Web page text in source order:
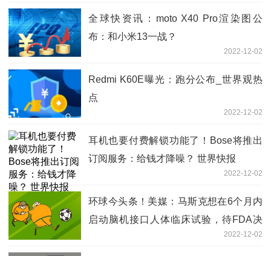
全球快资讯：moto X40 Pro渲染图公
布：和小米13一战？
2022-12-02
Redmi K60E曝光：跑分公布_世界观热
点
2022-12-02
耳机也要付费解锁功能了！Bose将推出
订阅服务：给钱才降噪？ 世界快报
2022-12-02
环球今头条！美媒：马斯克想在6个月内
启动脑机接口人体临床试验，待FDA决
2022-12-02